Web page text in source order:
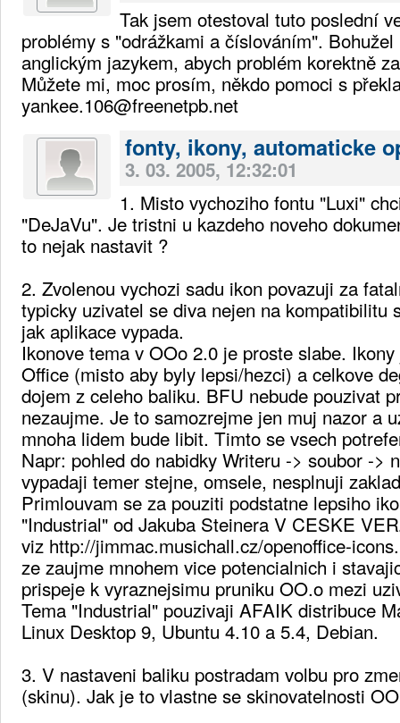
Tak jsem otestoval tuto poslední
problémy s "odrážkami a číslováním".
anglickým jazykem, abych problém korektně
Můžete mi, moc prosím, někdo pomoci s
yankee.106@freenetpb.net
fonty, ikony, automaticke
3. 03. 2005, 12:32:01
1. Misto vychoziho fontu "Luxi"
"DeJaVu". Je tristni u kazdeho noveho
to nejak nastavit ?
2. Zvolenou vychozi sadu ikon povazuji za
typicky uzivatel se diva nejen na kompatibilitu
jak aplikace vypada.
Ikonove tema v OOo 2.0 je proste slabe.
Office (misto aby byly lepsi/hezci) a celkove
dojem z celeho baliku. BFU nebude pouzivat
nezaujme. Je to samozrejme jen muj nazor a
mnoha lidem bude libit. Timto se vsech
Napr: pohled do nabidky Writeru -> soubor ->
vypadaji temer stejne, omsele, nesplnuji
Primlouvam se za pouziti podstatne lepsiho
"Industrial" od Jakuba Steinera V CESKE
viz http://jimmac.musichall.cz/openoffice-
ze zaujme mnohem vice potencialnich i
prispeje k vyraznejsimu pruniku OO.o mezi
Tema "Industrial" pouzivaji AFAIK distribuce
Linux Desktop 9, Ubuntu 4.10 a 5.4, Debian.
3. V nastaveni baliku postradam volbu pro
(skinu). Jak je to vlastne se skinovatelnosti